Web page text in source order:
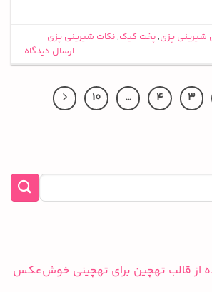
شیرینی پزی,پخت کیک,نکات شیرینی پزی
ارسال دیدگاه
3
4
…
10
از قالب تهچین برای تهچینی خوش‌عکس